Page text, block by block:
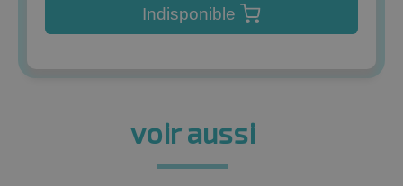
Indisponible
voir aussi